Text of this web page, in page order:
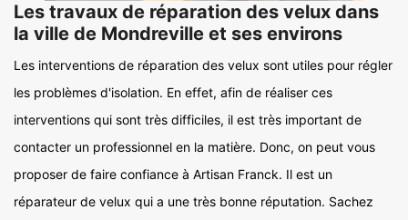
Les travaux de réparation des velux dans
la ville de Mondreville et ses environs
Les interventions de réparation des velux sont utiles pour régler
les problèmes d'isolation. En effet, afin de réaliser ces
interventions qui sont très difficiles, il est très important de
contacter un professionnel en la matière. Donc, on peut vous
proposer de faire confiance à Artisan Franck. Il est un
réparateur de velux qui a une très bonne réputation. Sachez